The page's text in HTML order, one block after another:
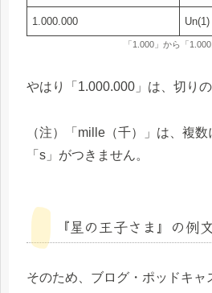
1.000.000
「1.000」から「
やはり「1.000.000」は、切り
（注）「mille（千）」は、複
「s」がつきません。
『星の王子さま』の例
そのため、ブログ・ポッドキャ